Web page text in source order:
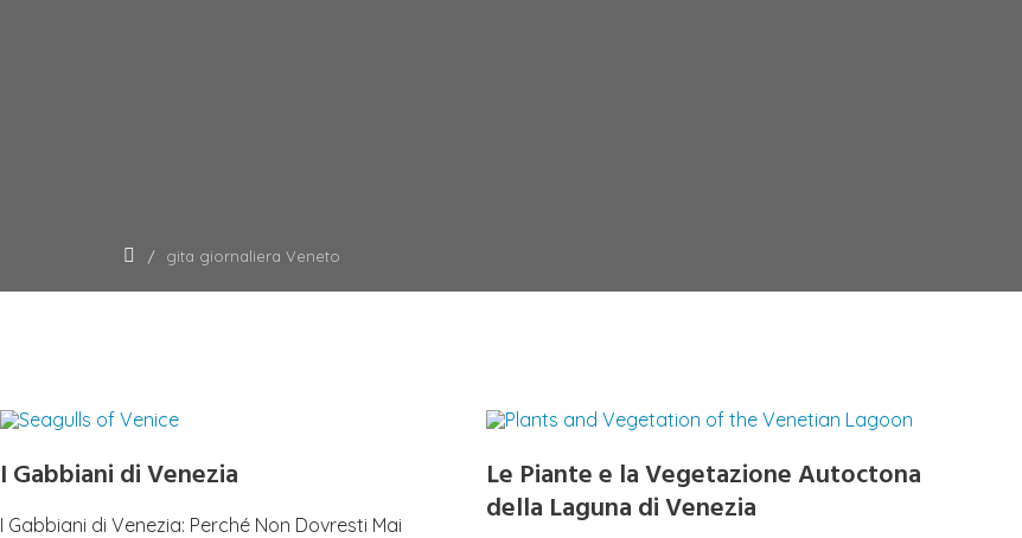
gita giornaliera Veneto
I Gabbiani di Venezia
I Gabbiani di Venezia: Perché Non Dovresti Mai
Le Piante e la Vegetazione Autoctona
della Laguna di Venezia